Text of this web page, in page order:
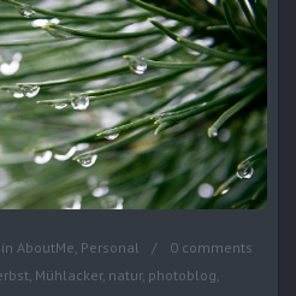
in AboutMe Personal
0 comments
Mühlacker, natur, photoblog